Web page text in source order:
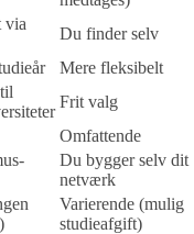
via
Du finder selv
Mere fleksibelt
Frit valg
Omfattende
Du bygger selv dit
netværk
Varierende (mulig
studieafgift)